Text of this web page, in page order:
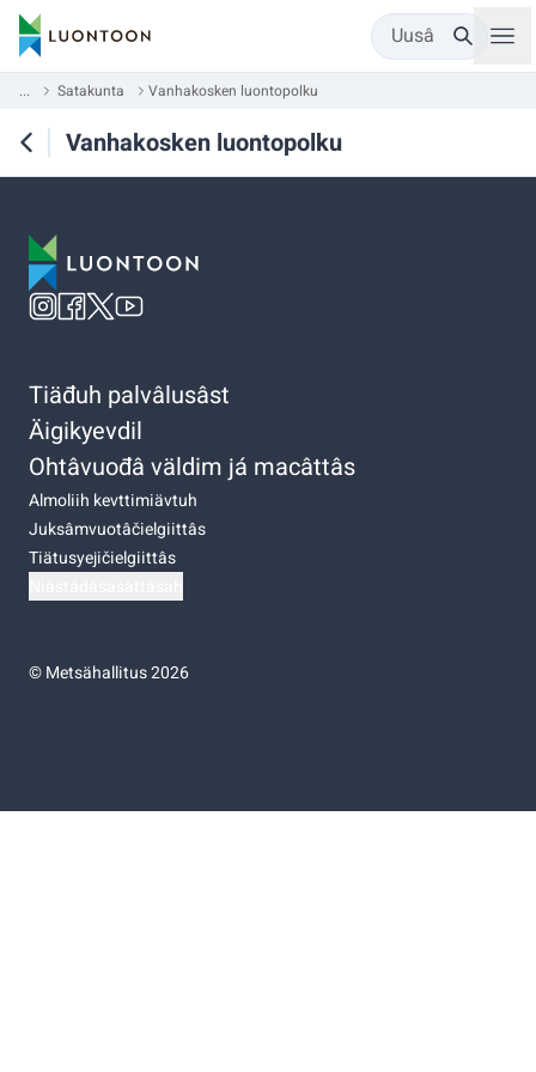
Uusâ
... Satakunta Vanhakosken luontopolku
Vanhakosken luontopolku
Tiäđuh palvâlusâst
Äigikyevdil
Ohtâvuođâ väldim já macâttâs
Almoliih kevttimiävtuh
Juksâmvuotâčielgiittâs
Tiätusyejičielgiittâs
©Metsähallitus 2026